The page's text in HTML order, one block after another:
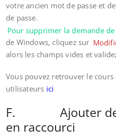
votre ancien mot de passe et
de passe.
Pour supprimer la demande
de Windows, cliquez sur
alors les champs vides et
Vous pouvez retrouver le
utilisateurs ici
F. Ajouter des
en raccourci